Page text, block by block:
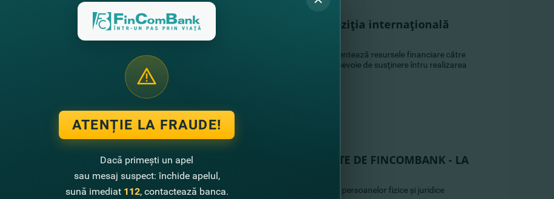
FinComBank a participat la expoziţia internaţională
„MoldAgroTech”
Odată cu sosirea primăverii, FinComBank îşi orientează resursele financiare către
antreprenorii agricoli care, în mod deosebit, au nevoie de susţinere întru realizarea
lucrărilor planificate.
27.02.2017
CREDITE CU RATE REDUSE LANSATE DE FINCOMBANK - LA
„FABRICAT ÎN MOLDOVA”
FinComBank anunţă reduceri mari la creditarea persoanelor fizice şi juridice
ATENȚIE LA FRAUDE!
Dacă primești un apel
sau mesaj suspect: închide apelul,
sună imediat 112, contactează banca.